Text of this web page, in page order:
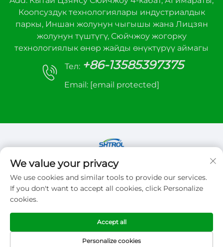
Коопсуздук технологиялары индустриалдык
паркы, Иншан жолунун чыгышы жана Лицзян
жолунун түштүгү, Сюйчжоу жогорку
технологиялык өнөр жайды өнүктүрүү аймагы
Тел: +86-13585397375
Email: [email protected]
Copyright © 2026 Xuzhou sanhe automatic
control equipment Co.,LTD. Бардык илимдерге
тийеш
We value your privacy
We use cookies and similar tools to provide our services.
If you don't want to accept all cookies, click Personalize
cookies.
Personalize cookies
Accept all